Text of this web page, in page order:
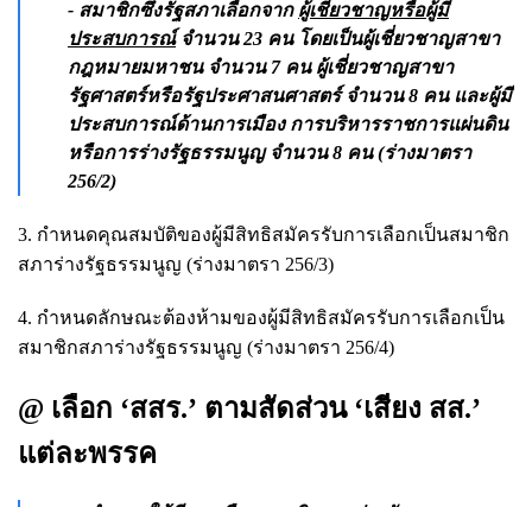
- สมาชิกซึ่งรัฐสภาเลือกจาก ผู้เชี่ยวชาญหรือผู้มี
ประสบการณ์จำนวน 23 คน โดยเป็นผู้เชี่ยวชาญสาขา
กฎหมายมหาชน จำนวน 7 คน ผู้เชี่ยวชาญสาขา
รัฐศาสตร์หรือรัฐประศาสนศาสตร์ จำนวน 8 คน และผู้มี
ประสบการณ์ด้านการเมือง การบริหารราชการแผ่นดิน
หรือการร่างรัฐธรรมนูญ จำนวน 8 คน (ร่างมาตรา
256/2)
3. กำหนดคุณสมบัติของผู้มีสิทธิสมัครรับการเลือกเป็นสมาชิก
สภาร่างรัฐธรรมนูญ (ร่างมาตรา 256/3)
4. กำหนดลักษณะต้องห้ามของผู้มีสิทธิสมัครรับการเลือกเป็น
สมาชิกสภาร่างรัฐธรรมนูญ (ร่างมาตรา 256/4)
@ เลือก ‘สสร.’ ตามสัดส่วน ‘เสียง สส.’
แต่ละพรรค